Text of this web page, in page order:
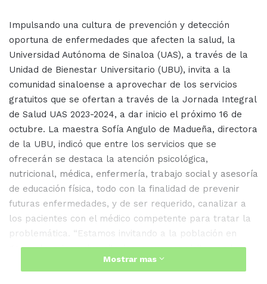
Impulsando una cultura de prevención y detección
oportuna de enfermedades que afecten la salud, la
Universidad Autónoma de Sinaloa (UAS), a través de la
Unidad de Bienestar Universitario (UBU), invita a la
comunidad sinaloense a aprovechar de los servicios
gratuitos que se ofertan a través de la Jornada Integral
de Salud UAS 2023-2024, a dar inicio el próximo 16 de
octubre. La maestra Sofía Angulo de Madueña, directora
de la UBU, indicó que entre los servicios que se
ofrecerán se destaca la atención psicológica,
nutricional, médica, enfermería, trabajo social y asesoría
de educación física, todo con la finalidad de prevenir
futuras enfermedades, y de ser requerido, canalizar a
los pacientes con el médico competente para tratar la
problemática. “Estamos invitando a la población en
general y a los universitarios, a que nos visiten en la
explanada del Edificio Central a partir del lunes 16 de
Mostrar mas